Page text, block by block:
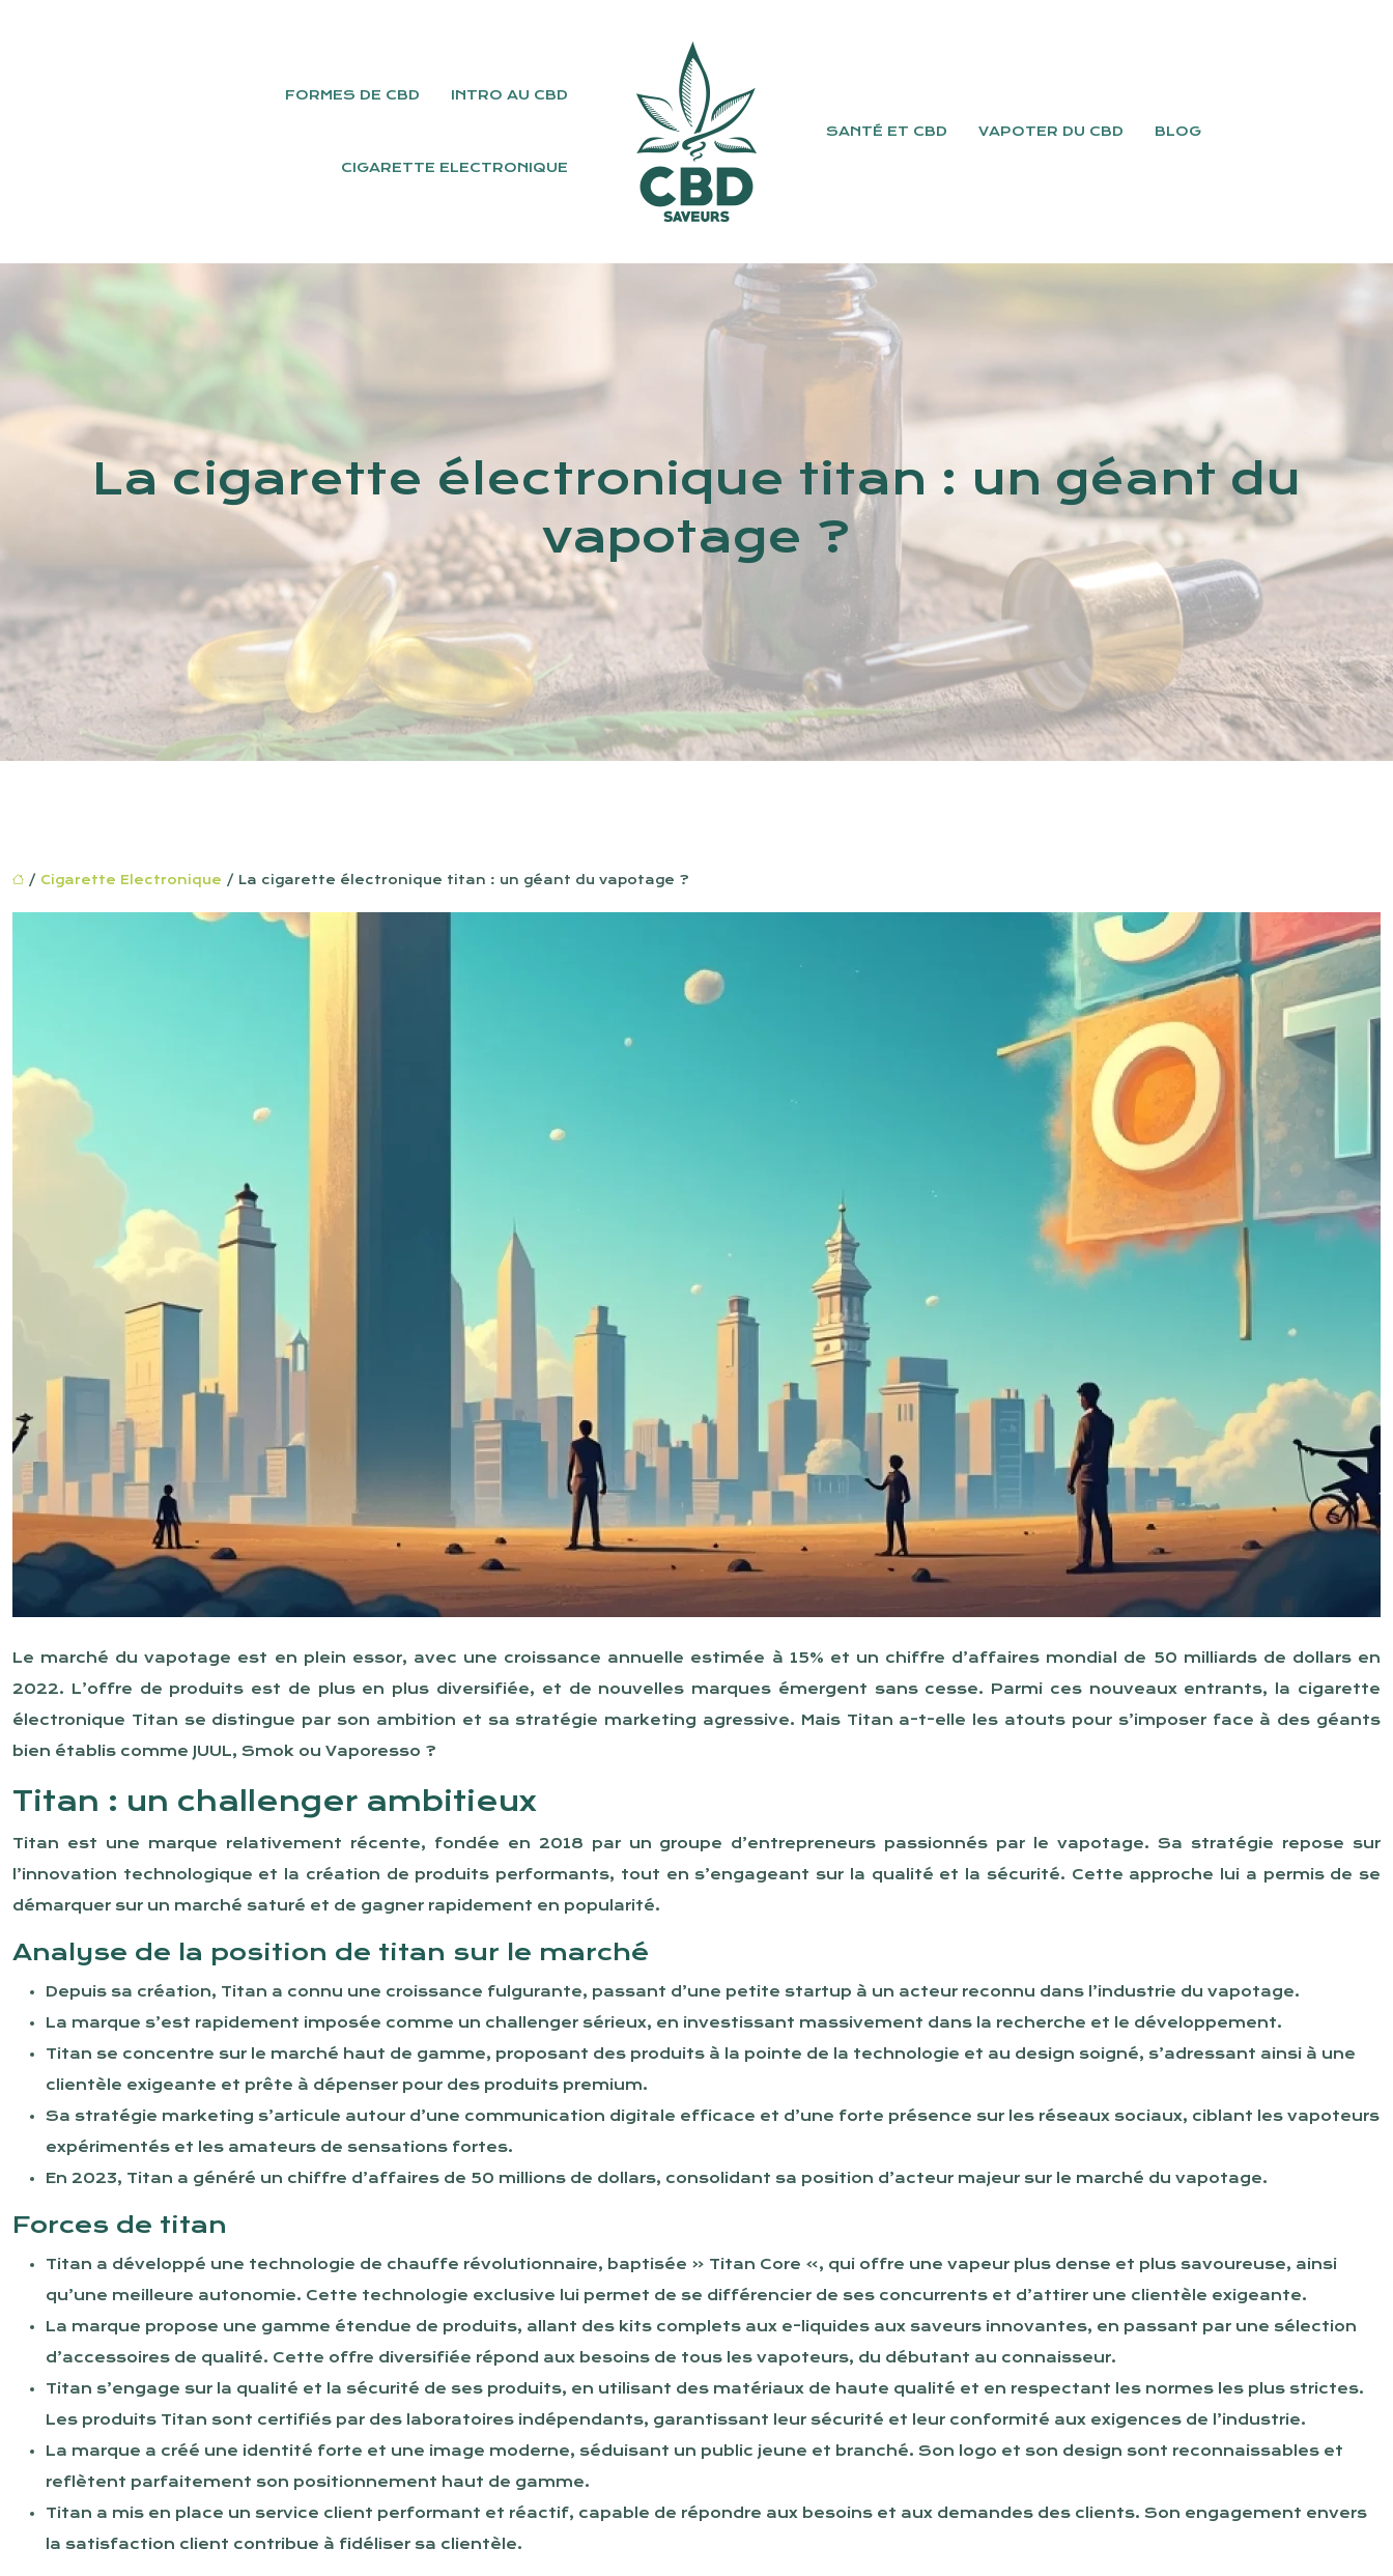
INTRO AU CBD
FORMES DE CBD
CIGARETTE ELECTRONIQUE
SANTÉ ET CBD VAPOTER DU CBD BLOG
La cigarette électronique titan : un géant du
vapotage ?
/ Cigarette Electronique / La cigarette électronique titan : un géant du vapotage ?
Le marché du vapotage est en plein essor, avec une croissance annuelle estimée à 15% et un chiffre d’affaires mondial de 50 milliards de dollars en
2022. L’offre de produits est de plus en plus diversifiée, et de nouvelles marques émergent sans cesse. Parmi ces nouveaux entrants, la cigarette
électronique Titan se distingue par son ambition et sa stratégie marketing agressive. Mais Titan a-t-elle les atouts pour s’imposer face à des géants
bien établis comme JUUL, Smok ou Vaporesso ?
Titan : un challenger ambitieux
Titan est une marque relativement récente, fondée en 2018 par un groupe d’entrepreneurs passionnés par le vapotage. Sa stratégie repose sur
l’innovation technologique et la création de produits performants, tout en s’engageant sur la qualité et la sécurité. Cette approche lui a permis de se
démarquer sur un marché saturé et de gagner rapidement en popularité.
Analyse de la position de titan sur le marché
Depuis sa création, Titan a connu une croissance fulgurante, passant d’une petite startup à un acteur reconnu dans l’industrie du vapotage.
La marque s’est rapidement imposée comme un challenger sérieux, en investissant massivement dans la recherche et le développement.
Titan se concentre sur le marché haut de gamme, proposant des produits à la pointe de la technologie et au design soigné, s’adressant ainsi à une
clientèle exigeante et prête à dépenser pour des produits premium.
Sa stratégie marketing s’articule autour d’une communication digitale efficace et d’une forte présence sur les réseaux sociaux, ciblant les vapoteurs
expérimentés et les amateurs de sensations fortes.
En 2023, Titan a généré un chiffre d’affaires de 50 millions de dollars, consolidant sa position d’acteur majeur sur le marché du vapotage.
Forces de titan
Titan a développé une technologie de chauffe révolutionnaire, baptisée « Titan Core », qui offre une vapeur plus dense et plus savoureuse, ainsi
qu’une meilleure autonomie. Cette technologie exclusive lui permet de se différencier de ses concurrents et d’attirer une clientèle exigeante.
La marque propose une gamme étendue de produits, allant des kits complets aux e-liquides aux saveurs innovantes, en passant par une sélection
d’accessoires de qualité. Cette offre diversifiée répond aux besoins de tous les vapoteurs, du débutant au connaisseur.
Titan s’engage sur la qualité et la sécurité de ses produits, en utilisant des matériaux de haute qualité et en respectant les normes les plus strictes.
Les produits Titan sont certifiés par des laboratoires indépendants, garantissant leur sécurité et leur conformité aux exigences de l’industrie.
La marque a créé une identité forte et une image moderne, séduisant un public jeune et branché. Son logo et son design sont reconnaissables et
reflètent parfaitement son positionnement haut de gamme.
Titan a mis en place un service client performant et réactif, capable de répondre aux besoins et aux demandes des clients. Son engagement envers
la satisfaction client contribue à fidéliser sa clientèle.